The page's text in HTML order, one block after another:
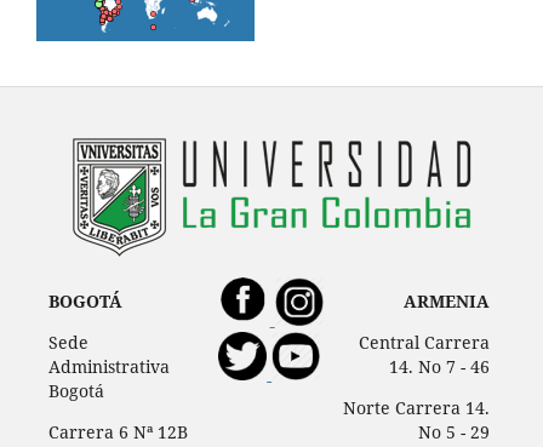
BOGOTÁ
Sede
Administrativa
Bogotá
Carrera 6 Nª 12B
ARMENIA
Central Carrera
14. No 7 - 46
Norte Carrera 14.
No 5 - 29